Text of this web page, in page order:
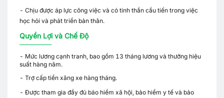
- Chịu được áp lực công việc và có tinh thần cầu tiến trong việc
học hỏi và phát triển bản thân.
Quyền Lợi và Chế Độ
- Mức lương cạnh tranh, bao gồm 13 tháng lương và thưởng hiệu
suất hàng năm.
- Trợ cấp tiền xăng xe hàng tháng.
- Được tham gia đầy đủ bảo hiểm xã hội, bảo hiểm y tế và bảo